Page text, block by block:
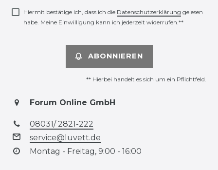
Hiermit bestätige ich, dass ich die Daten­schutz­erklärung gelesen
habe. Meine Einwilligung kann ich jederzeit widerrufen.**
ABONNIEREN
** Hierbei handelt es sich um ein Pflichtfeld.
Forum Online GmbH
08031/ 2821-222
service@luvett.de
Montag - Freitag, 9:00 - 16:00